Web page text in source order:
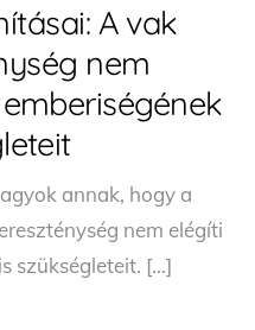
A vak
nem
annak, hogy a
nem elégíti
szükségleteit. […]